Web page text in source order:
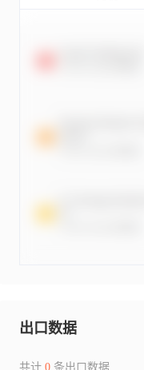
出口数据
共计 0条出口数据